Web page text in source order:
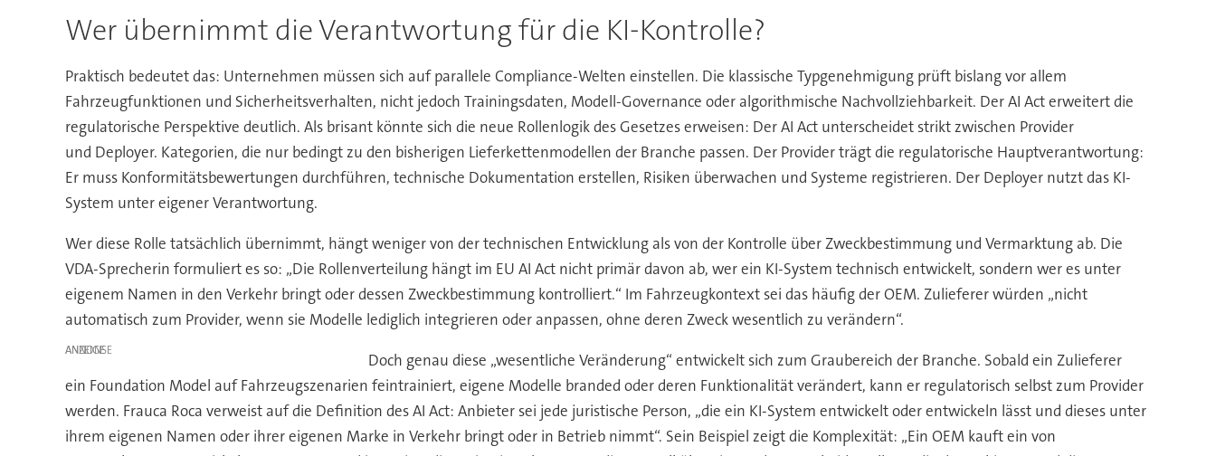
Wer übernimmt die Verantwortung für die KI-Kontrolle?
Praktisch bedeutet das: Unternehmen müssen sich auf parallele Compliance-Welten einstellen. Die klassische Typgenehmigung prüft bislang vor allem
Fahrzeugfunktionen und Sicherheitsverhalten, nicht jedoch Trainingsdaten, Modell-Governance oder algorithmische Nachvollziehbarkeit. Der AI Act erweitert die
regulatorische Perspektive deutlich. Als brisant könnte sich die neue Rollenlogik des Gesetzes erweisen: Der AI Act unterscheidet strikt zwischen Provider
und Deployer. Kategorien, die nur bedingt zu den bisherigen Lieferkettenmodellen der Branche passen. Der Provider trägt die regulatorische Hauptverantwortung:
Er muss Konformitätsbewertungen durchführen, technische Dokumentation erstellen, Risiken überwachen und Systeme registrieren. Der Deployer nutzt das KI-
System unter eigener Verantwortung.
Wer diese Rolle tatsächlich übernimmt, hängt weniger von der technischen Entwicklung als von der Kontrolle über Zweckbestimmung und Vermarktung ab. Die
VDA-Sprecherin formuliert es so: „Die Rollenverteilung hängt im EU AI Act nicht primär davon ab, wer ein KI-System technisch entwickelt, sondern wer es unter
eigenem Namen in den Verkehr bringt oder dessen Zweckbestimmung kontrolliert.“ Im Fahrzeugkontext sei das häufig der OEM. Zulieferer würden „nicht
automatisch zum Provider, wenn sie Modelle lediglich integrieren oder anpassen, ohne deren Zweck wesentlich zu verändern“.
ANZEIGE
Doch genau diese „wesentliche Veränderung“ entwickelt sich zum Graubereich der Branche. Sobald ein Zulieferer
ein Foundation Model auf Fahrzeugszenarien feintrainiert, eigene Modelle branded oder deren Funktionalität verändert, kann er regulatorisch selbst zum Provider
werden. Frauca Roca verweist auf die Definition des AI Act: Anbieter sei jede juristische Person, „die ein KI-System entwickelt oder entwickeln lässt und dieses unter
ihrem eigenen Namen oder ihrer eigenen Marke in Verkehr bringt oder in Betrieb nimmt“. Sein Beispiel zeigt die Komplexität: „Ein OEM kauft ein von